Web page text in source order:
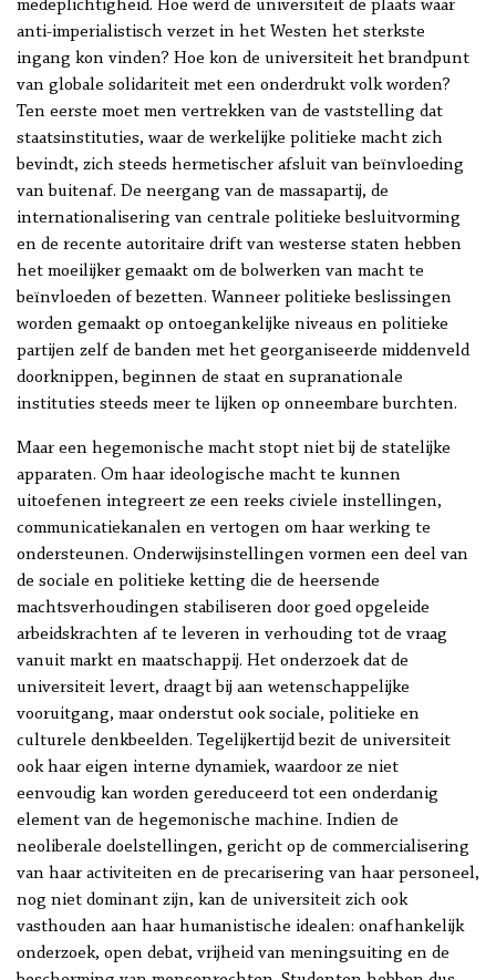
medeplichtigheid. Hoe werd de universiteit de plaats waar
anti-imperialistisch verzet in het Westen het sterkste
ingang kon vinden? Hoe kon de universiteit het brandpunt
van globale solidariteit met een onderdrukt volk worden?
Ten eerste moet men vertrekken van de vaststelling dat
staatsinstituties, waar de werkelijke politieke macht zich
bevindt, zich steeds hermetischer afsluit van beïnvloeding
van buitenaf. De neergang van de massapartij, de
internationalisering van centrale politieke besluitvorming
en de recente autoritaire drift van westerse staten hebben
het moeilijker gemaakt om de bolwerken van macht te
beïnvloeden of bezetten. Wanneer politieke beslissingen
worden gemaakt op ontoegankelijke niveaus en politieke
partijen zelf de banden met het georganiseerde middenveld
doorknippen, beginnen de staat en supranationale
instituties steeds meer te lijken op onneembare burchten.
Maar een hegemonische macht stopt niet bij de statelijke
apparaten. Om haar ideologische macht te kunnen
uitoefenen integreert ze een reeks civiele instellingen,
communicatiekanalen en vertogen om haar werking te
ondersteunen. Onderwijsinstellingen vormen een deel van
de sociale en politieke ketting die de heersende
machtsverhoudingen stabiliseren door goed opgeleide
arbeidskrachten af te leveren in verhouding tot de vraag
vanuit markt en maatschappij. Het onderzoek dat de
universiteit levert, draagt bij aan wetenschappelijke
vooruitgang, maar onderstut ook sociale, politieke en
culturele denkbeelden. Tegelijkertijd bezit de universiteit
ook haar eigen interne dynamiek, waardoor ze niet
eenvoudig kan worden gereduceerd tot een onderdanig
element van de hegemonische machine. Indien de
neoliberale doelstellingen, gericht op de commercialisering
van haar activiteiten en de precarisering van haar personeel,
nog niet dominant zijn, kan de universiteit zich ook
vasthouden aan haar humanistische idealen: onafhankelijk
onderzoek, open debat, vrijheid van meningsuiting en de